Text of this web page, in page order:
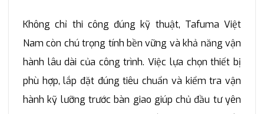
Không chỉ thi công đúng kỹ thuật, Tafuma Việt
Nam còn chú trọng tính bền vững và khả năng vận
hành lâu dài của công trình. Việc lựa chọn thiết bị
phù hợp, lắp đặt đúng tiêu chuẩn và kiểm tra vận
hành kỹ lưỡng trước bàn giao giúp chủ đầu tư yên